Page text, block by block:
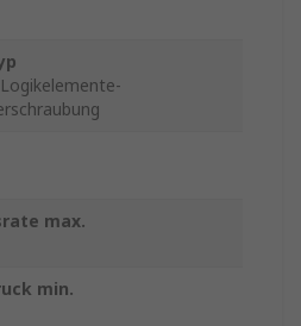
max.
min.